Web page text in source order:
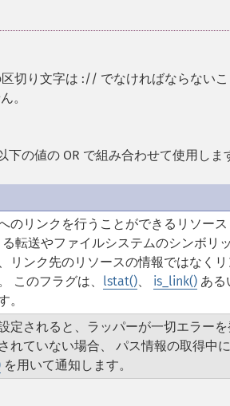
切り文字は :// でなければならない
。
の値の OR で組み合わせて使用しま
のリンクを行うことができるリソース
転送やファイルシステムのシンボリ
リンク先のリソースの情報ではなく
このフラグは、 lstat()、 is_link() ある
。
定されると、ラッパーが一切エラーを
れていない場合、 パス情報の取得中
を用いて通知します。